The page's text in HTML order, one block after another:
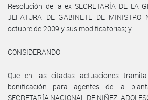
Resolución de la ex SECRETARÍA DE LA
JEFATURA DE GABINETE DE
octubre de 2009 y sus modificatorias; y
CONSIDERANDO:
Que en las citadas actuaciones
bonificación para agentes de la
SECRETARÍA NACIONAL DE NIÑEZ,